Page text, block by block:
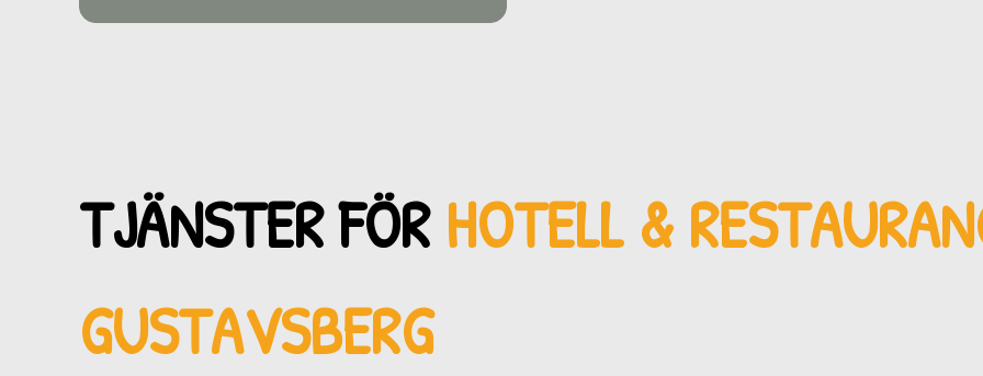
TJÄNSTER FÖRHOTELL &
GUSTAVSBERG